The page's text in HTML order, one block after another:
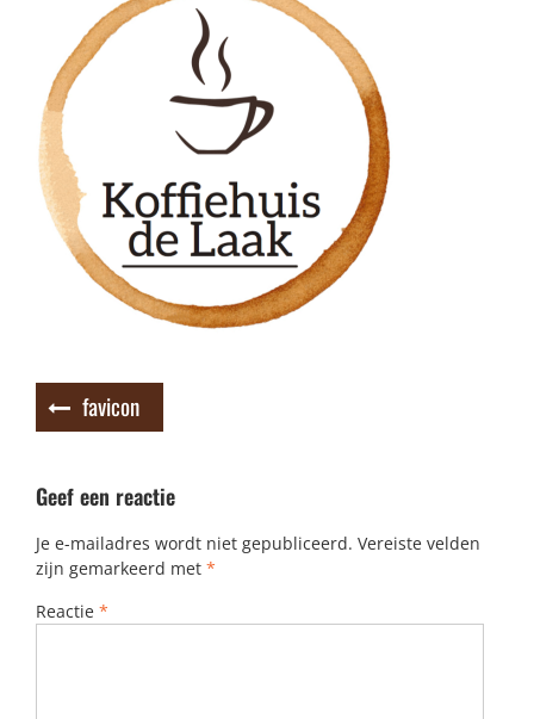
Bericht
navigatie
favicon
Geef een reactie
Je e-mailadres wordt niet gepubliceerd. Vereiste velden
zijn gemarkeerd met *
Reactie *